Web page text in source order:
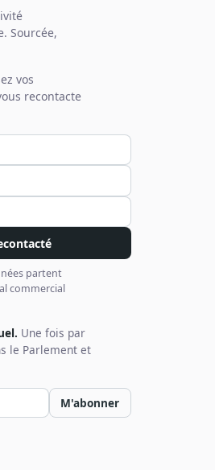
Sourcée,
vos
recontacte
partent
commercial
Une fois par
le Parlement et
M'abonner